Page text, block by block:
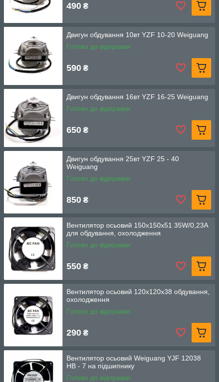
490 ₴
Двигун обдування 10вт YZF 10-20 Weiguang
Готово до відправки
590 ₴
Двигун обдування 16вт YZF 16-25 Weiguang
Готово до відправки
650 ₴
Двигун обдування 25вт YZF 25 - 40
Weiguang
Готово до відправки
850 ₴
Вентилятор осьовий 150х150х51 35W/0,23A
для обдування, охолодження
Готово до відправки
550 ₴
Вентилятор осьовий 120х120х38 обдування,
охолодження
Готово до відправки
290 ₴
Вентилятор осьовий Weiguang YJF 12038
HB - 7 на підшипнику
Готово до відправки